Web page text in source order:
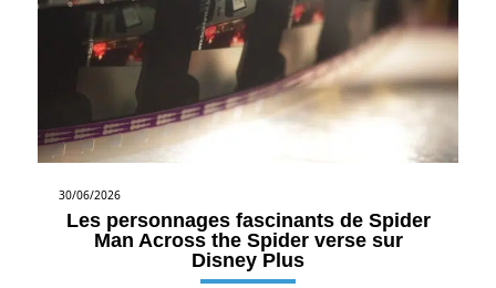
30/06/2026
Les personnages fascinants de Spider
Man Across the Spider verse sur
Disney Plus